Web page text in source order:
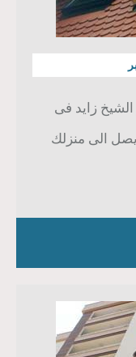
6 اكتوبر و الشيخ زايد فى
الى منزلك